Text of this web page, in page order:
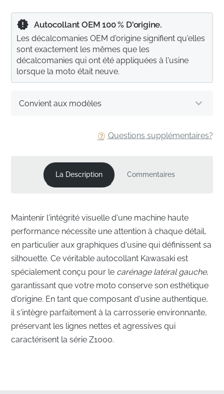
Questions supplémentaires?
Convient aux modèles
Autocollant OEM 100 % D'origine.
Les décalcomanies OEM d'origine signifient qu'elles
sont exactement les mêmes que les
décalcomanies qui ont été appliquées à l'usine
lorsque la moto était neuve.
La Description Commentaires
Maintenir l'intégrité visuelle d'une machine haute
performance nécessite une attention à chaque détail,
en particulier aux graphiques d'usine qui définissent sa
silhouette. Ce véritable autocollant Kawasaki est
spécialement conçu pour le carénage latéral gauche,
garantissant que votre moto conserve son esthétique
d'origine. En tant que composant d'usine authentique,
il s'intègre parfaitement à la carrosserie environnante,
préservant les lignes nettes et agressives qui
caractérisent la série Z1000.